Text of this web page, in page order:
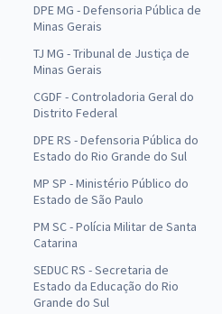
DPE MG - Defensoria Pública de
Minas Gerais
TJ MG - Tribunal de Justiça de
Minas Gerais
CGDF - Controladoria Geral do
Distrito Federal
DPE RS - Defensoria Pública do
Estado do Rio Grande do Sul
MP SP - Ministério Público do
Estado de São Paulo
PM SC - Polícia Militar de Santa
Catarina
SEDUC RS - Secretaria de
Estado da Educação do Rio
Grande do Sul